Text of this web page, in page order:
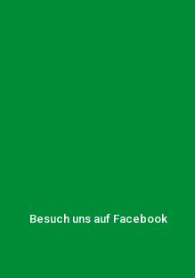
Besuch uns auf Facebook